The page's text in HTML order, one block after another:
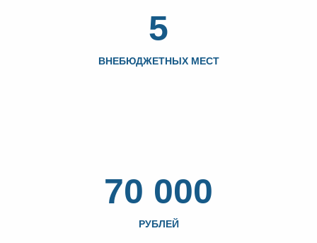
5
ВНЕБЮДЖЕТНЫХ МЕСТ
70 000
РУБЛЕЙ